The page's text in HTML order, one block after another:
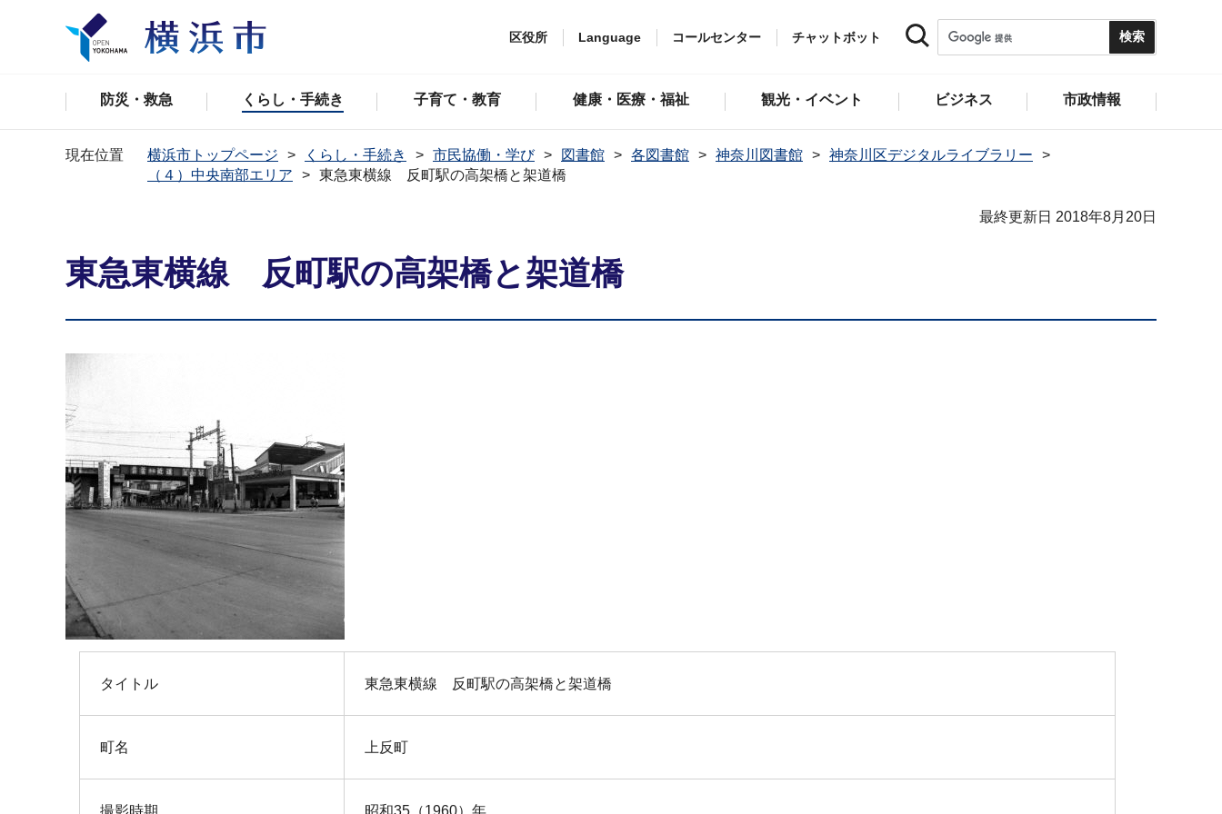
区役所 Language コールセンター チャットボット
防災・救急 くらし・手続き 子育て・教育 健康・医療・福祉 観光・イベント ビジネス 市政情報
現在位置 横浜市トップページ くらし・手続き 市民協働・学び 図書館 各図書館 神奈川図書館
神奈川区デジタルライブラリー
（４）中央南部エリア
東急東横線 反町駅の高架橋と架道橋
最終更新日 2018年8月20日
東急東横線 反町駅の高架橋と架道橋
タイトル 東急東横線 反町駅の高架橋と架道橋
町名 上反町
撮影時期 昭和35（1960）年